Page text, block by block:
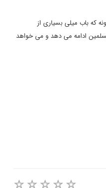
که باب میلی بسیاری از
ادامه می دهد و می خواهد